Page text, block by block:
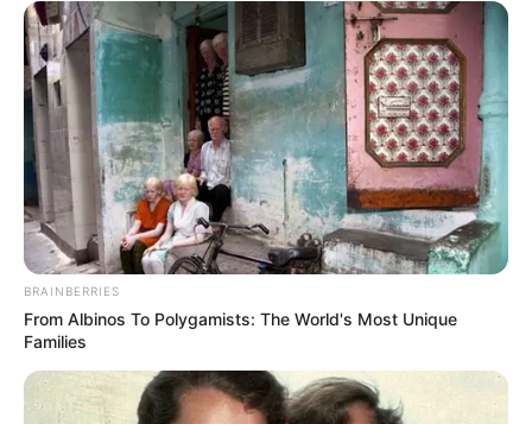
BRAINBERRIES
From Albinos To Polygamists: The World's Most Unique
Families